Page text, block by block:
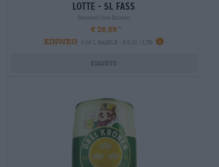
lotte - 5l fass
Brauerei Drei Kronen
€ 26,59
EINWEG
5,00 L BARILE - € 5,32 / LTR
Esaurito